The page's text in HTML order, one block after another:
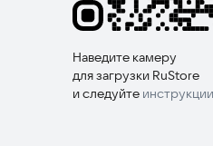
Наведите камеру
для загрузки RuStore
и следуйте инструкции